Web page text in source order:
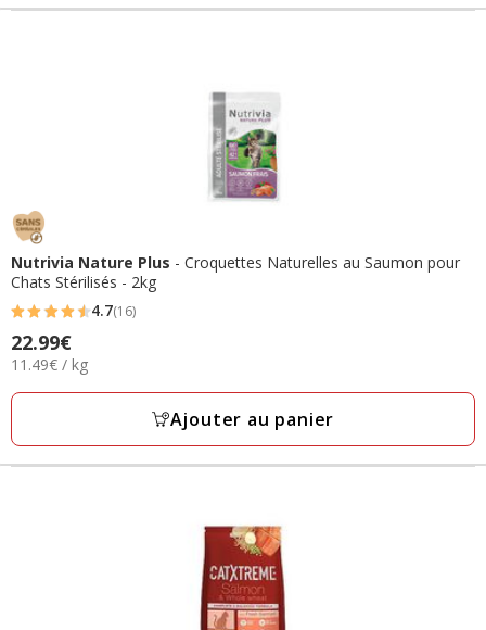
Nutrivia Nature Plus - Croquettes Naturelles au Saumon pour
Chats Stérilisés - 2kg
4.7
étoiles
avec
16
4.7(16)
Prix
22.99€
22.99€
11.49€
Kg
11.49€ / kg
Ajouter au panier